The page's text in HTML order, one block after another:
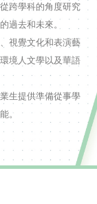
跨學科的角度研究
過去和未來。
視覺文化和表演藝
境人文學以及華語
生提供準備從事學
。